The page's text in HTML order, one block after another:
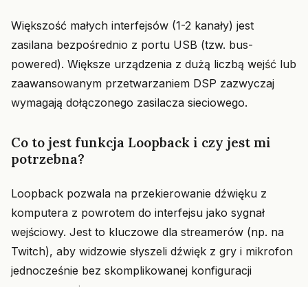
Większość małych interfejsów (1-2 kanały) jest
zasilana bezpośrednio z portu USB (tzw. bus-
powered). Większe urządzenia z dużą liczbą wejść lub
zaawansowanym przetwarzaniem DSP zazwyczaj
wymagają dołączonego zasilacza sieciowego.
Co to jest funkcja Loopback i czy jest mi
potrzebna?
Loopback pozwala na przekierowanie dźwięku z
komputera z powrotem do interfejsu jako sygnał
wejściowy. Jest to kluczowe dla streamerów (np. na
Twitch), aby widzowie słyszeli dźwięk z gry i mikrofon
jednocześnie bez skomplikowanej konfiguracji